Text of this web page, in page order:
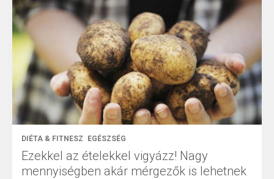
DIÉTA & FITNESZ EGÉSZSÉG
Ezekkel az ételekkel vigyázz! Nagy
mennyiségben akár mérgezők is lehetnek